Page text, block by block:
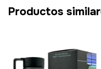
Productos